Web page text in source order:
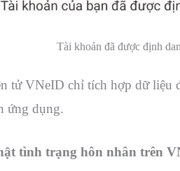
Tài khoản đã được định
tử VNeID chỉ tích hợp dữ liệu
ứng dụng.
tình trạng hôn nhân trên